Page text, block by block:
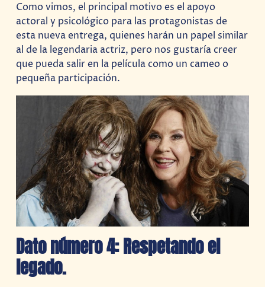
Como vimos, el principal motivo es el apoyo
actoral y psicológico para las protagonistas de
esta nueva entrega, quienes harán un papel similar
al de la legendaria actriz, pero nos gustaría creer
que pueda salir en la película como un cameo o
pequeña participación.
Dato número 4: Respetando el
legado.